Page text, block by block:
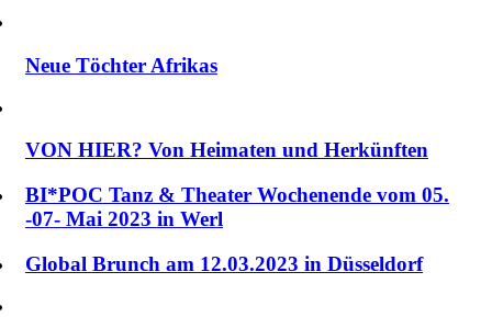
Neue Töchter Afrikas
VON HIER? Von Heimaten und Herkünften
BI*POC Tanz & Theater Wochenende vom 05.
-07- Mai 2023 in Werl
Global Brunch am 12.03.2023 in Düsseldorf